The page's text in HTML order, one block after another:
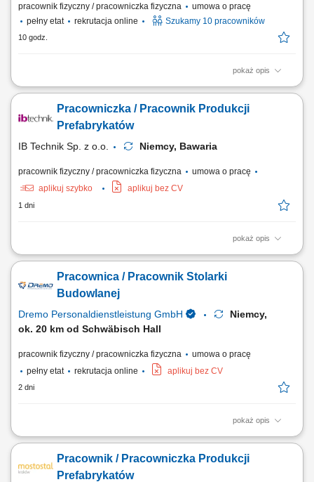
pracownik fizyczny / pracowniczka fizyczna
umowa o pracę
pełny etat
rekrutacja online Szukamy 10 pracowników
10 godz.
pokaż opis
Opis stanowiska: Czyszczenie i przygotowywanie form do produkcji
z wymaganiami produkcji. Udział w procesie betonowania i obróbki
świeżego betonu. Kontrola jakości wykonywanych prac. Utrzymywanie
Pracowniczka / Pracownik Produkcji
Prefabrykatów
IB Technik Sp. z o.o. Niemcy, Bawaria
pracownik fizyczny / pracowniczka fizyczna
umowa o pracę
aplikuj szybko
aplikuj bez CV
1 dni
pokaż opis
Zakres prac: Realizacja stanów surowych budowli z prefabrykatów
Start: luty 2026;Pracownica / Pracownik Stolarki
Budowlanej
Dremo Personaldienstleistung GmbH
Niemcy,
ok. 20 km od Schwäbisch Hall
pracownik fizyczny / pracowniczka fizyczna
umowa o pracę
pełny etat
rekrutacja online aplikuj bez CV
2 dni
pokaż opis
Zakres obowiązków: Wykonywanie oraz montaż drewnianych schodów;
oraz okładzin; Montaż okien w przygotowanych konstrukcjach
ściennych; Obsługa maszyn i urządzeń stolarskich; Obróbka oraz
Pracownik / Pracowniczka Produkcji
Prefabrykatów